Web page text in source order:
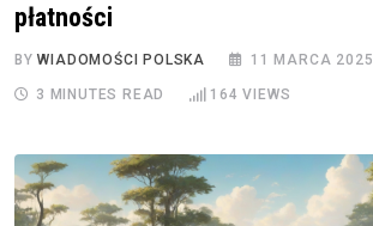
płatności
BYWIADOMOŚCI POLSKA 11 MARCA 2025
3 MINUTES READ 164 VIEWS